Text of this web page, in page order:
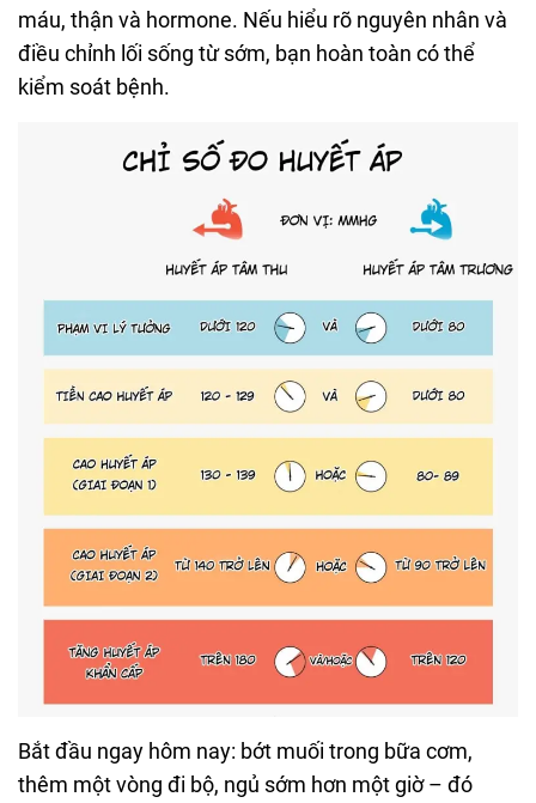
máu, thận và hormone. Nếu hiểu rõ nguyên nhân và
điều chỉnh lối sống từ sớm, bạn hoàn toàn có thể
kiểm soát bệnh.
Bắt đầu ngay hôm nay: bớt muối trong bữa cơm,
thêm một vòng đi bộ, ngủ sớm hơn một giờ – đó